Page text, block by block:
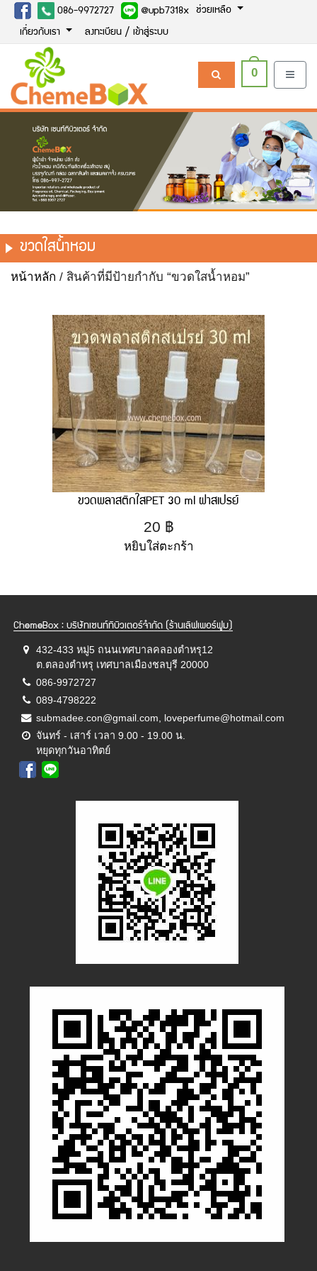
086-9972727 @upb7318x ช่วยเหลือ
เกี่ยวกับเรา ลงทะเบียน / เข้าสู่ระบบ
0
ขวดใสน้ำหอม
หน้าหลัก / สินค้าที่มีป้ายกำกับ “ขวดใสน้ำหอม”
ขวดพลาสติกใสPET 30 ml ฝาสเปรย์
20 ฿
หยิบใส่ตะกร้า
ChemeBox : บริษัทเซนท์ทิบิวเตอร์จำกัด (ร้านเลิฟเพอร์ฟูม)
432-433 หมู่5 ถนนเทศบาลคลองตำหรุ12
ต.ตลองตำหรุ เทศบาลเมืองชลบุรี 20000
086-9972727
089-4798222
submadee.con@gmail.com, loveperfume@hotmail.com
จันทร์ - เสาร์ เวลา 9.00 - 19.00 น.
หยุดทุกวันอาทิตย์